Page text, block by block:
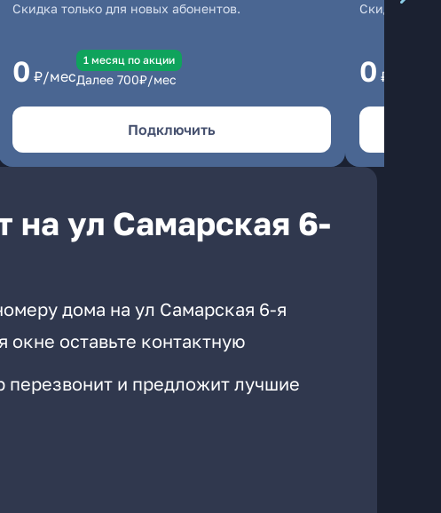
Скидка только для новых абонентов.
0 ₽/мес
1 месяц по акции
Далее 700₽/мес
Подключить
Скидка
0 ₽/мес
на ул Самарская 6-
дома на ул Самарская 6-я
оставьте контактную
перезвонит и предложит лучшие